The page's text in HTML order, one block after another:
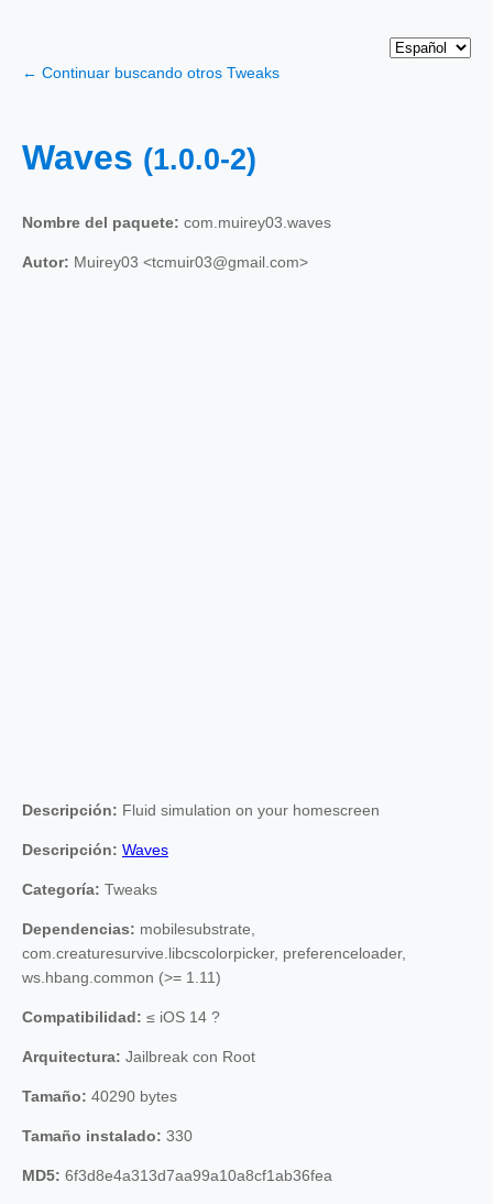
← Continuar buscando otros Tweaks
Waves (1.0.0-2)
Nombre del paquete: com.muirey03.waves
Autor: Muirey03 <tcmuir03@gmail.com>
Descripción: Fluid simulation on your homescreen
Descripción: Waves
Categoría: Tweaks
Dependencias: mobilesubstrate,
com.creaturesurvive.libcscolorpicker, preferenceloader,
ws.hbang.common (>= 1.11)
Compatibilidad: ≤ iOS 14 ?
Arquitectura: Jailbreak con Root
Tamaño: 40290 bytes
Tamaño instalado: 330
MD5: 6f3d8e4a313d7aa99a10a8cf1ab36fea